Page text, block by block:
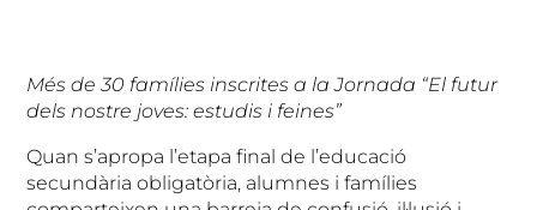
Més de 30 famílies inscrites a la Jornada “El futur
dels nostre joves: estudis i feines”
Quan s’apropa l’etapa final de l’educació
secundària obligatòria, alumnes i famílies